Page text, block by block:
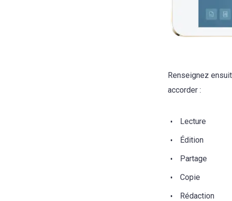
Renseignez
accorder :
Lecture
Édition
Partage
Copie
Rédaction